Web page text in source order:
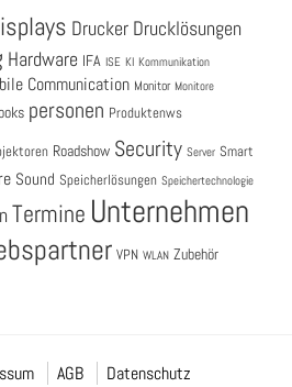
Drucker Drucklösungen
Hardware IFA ISE KI Kommunikation
Communication Monitor Monitore
personen Produktenws
Roadshow Security Server Smart
Sound Speicherlösungen Speichertechnologie
Termine Unternehmen
VPN WLAN Zubehör
AGB Datenschutz